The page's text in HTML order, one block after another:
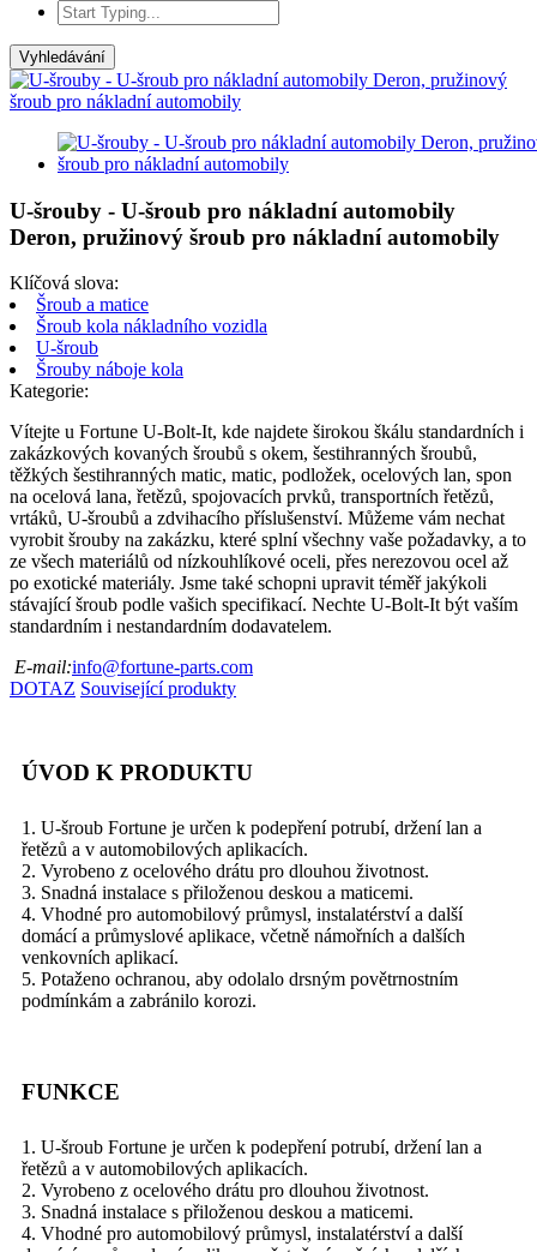
Vyhledávání
U-šrouby - U-šroub pro nákladní automobily
Deron, pružinový šroub pro nákladní automobily
Klíčová slova:
Šroub a matice
Šroub kola nákladního vozidla
U-šroub
Šrouby náboje kola
Kategorie:
Vítejte u Fortune U-Bolt-It, kde najdete širokou škálu standardních i
zakázkových kovaných šroubů s okem, šestihranných šroubů,
těžkých šestihranných matic, matic, podložek, ocelových lan, spon
na ocelová lana, řetězů, spojovacích prvků, transportních řetězů,
vrtáků, U-šroubů a zdvihacího příslušenství. Můžeme vám nechat
vyrobit šrouby na zakázku, které splní všechny vaše požadavky, a to
ze všech materiálů od nízkouhlíkové oceli, přes nerezovou ocel až
po exotické materiály. Jsme také schopni upravit téměř jakýkoli
stávající šroub podle vašich specifikací. Nechte U-Bolt-It být vaším
standardním i nestandardním dodavatelem.
E-mail:info@fortune-parts.com
DOTAZ Související produkty
ÚVOD K PRODUKTU
1. U-šroub Fortune je určen k podepření potrubí, držení lan a
řetězů a v automobilových aplikacích.
2. Vyrobeno z ocelového drátu pro dlouhou životnost.
3. Snadná instalace s přiloženou deskou a maticemi.
4. Vhodné pro automobilový průmysl, instalatérství a další
domácí a průmyslové aplikace, včetně námořních a dalších
venkovních aplikací.
5. Potaženo ochranou, aby odolalo drsným povětrnostním
podmínkám a zabránilo korozi.
FUNKCE
1. U-šroub Fortune je určen k podepření potrubí, držení lan a
řetězů a v automobilových aplikacích.
2. Vyrobeno z ocelového drátu pro dlouhou životnost.
3. Snadná instalace s přiloženou deskou a maticemi.
4. Vhodné pro automobilový průmysl, instalatérství a další